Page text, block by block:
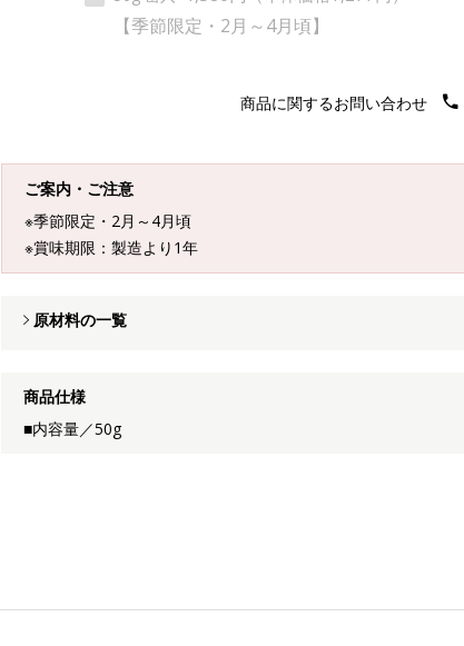
【季節限定・2月～4月頃】
商品に関するお問い合わせ
ご案内・ご注意
※季節限定・2月～4月頃
※賞味期限：製造より1年
原材料の一覧
商品仕様
■内容量／50g